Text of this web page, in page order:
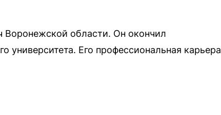
Воронежской области. Он окончил
университета. Его профессиональная карьера